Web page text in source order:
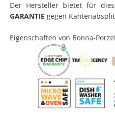
Der Hersteller bietet für
GARANTIE gegen
Eigenschaften von Bonna-